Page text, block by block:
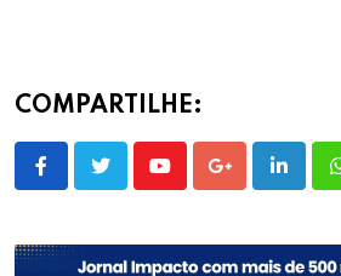
COMPARTILHE:
YoutubeGoogle+